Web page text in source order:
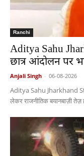
Ranchi
Aditya Sahu
छात्र आंदोलन पर
Anjali Singh - 06-08-2026
Aditya Sahu Jharkhand
लेकर राजनीतिक बयानबाज़ी